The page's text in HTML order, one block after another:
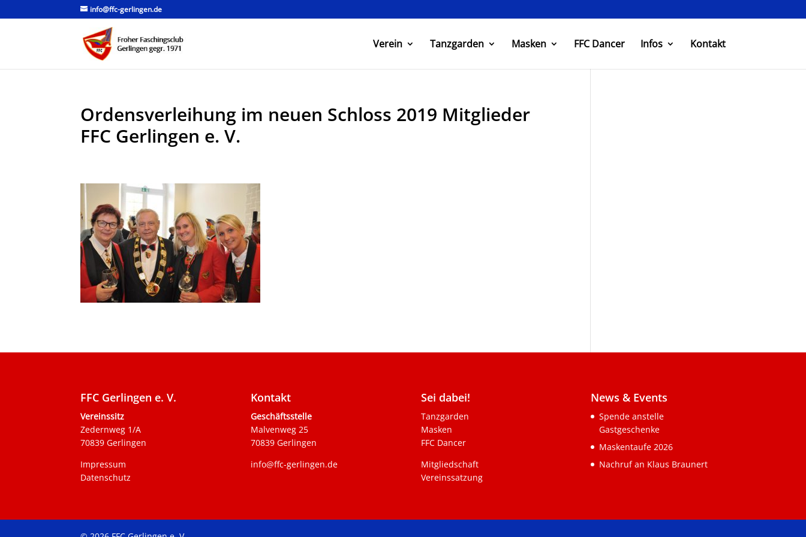
info@ffc-gerlingen.de
Verein Tanzgarden Masken FFC Dancer Infos Kontakt
Ordensverleihung im neuen Schloss 2019 Mitglieder
FFC Gerlingen e. V.
FFC Gerlingen e. V.
Vereinssitz
Zedernweg 1/A
70839 Gerlingen
Impressum
Datenschutz
Kontakt
Geschäftsstelle
Malvenweg 25
70839 Gerlingen
info@ffc-gerlingen.de
Sei dabei!
Tanzgarden
Masken
FFC Dancer
Mitgliedschaft
Vereinssatzung
News & Events
Spende anstelle
Gastgeschenke
Maskentaufe 2026
Nachruf an Klaus Braunert